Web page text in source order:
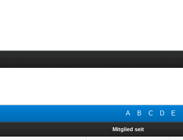
A B C D E
Mitglied seit